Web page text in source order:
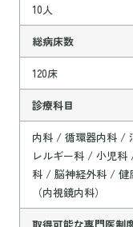
10人
総病床数
120床
診療科目
内科 / 循環器内科 /
レルギー科 / 小児
科 / 脳神経外科 / 健
（内視鏡内科）
取得可能な専門医制